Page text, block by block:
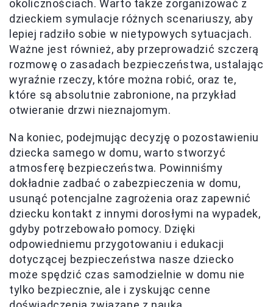
okolicznościach. Warto także zorganizować z
dzieckiem symulacje różnych scenariuszy, aby
lepiej radziło sobie w nietypowych sytuacjach.
Ważne jest również, aby przeprowadzić szczerą
rozmowę o zasadach bezpieczeństwa, ustalając
wyraźnie rzeczy, które można robić, oraz te,
które są absolutnie zabronione, na przykład
otwieranie drzwi nieznajomym.
Na koniec, podejmując decyzję o pozostawieniu
dziecka samego w domu, warto stworzyć
atmosferę bezpieczeństwa. Powinniśmy
dokładnie zadbać o zabezpieczenia w domu,
usunąć potencjalne zagrożenia oraz zapewnić
dziecku kontakt z innymi dorosłymi na wypadek,
gdyby potrzebowało pomocy. Dzięki
odpowiedniemu przygotowaniu i edukacji
dotyczącej bezpieczeństwa nasze dziecko
może spędzić czas samodzielnie w domu nie
tylko bezpiecznie, ale i zyskując cenne